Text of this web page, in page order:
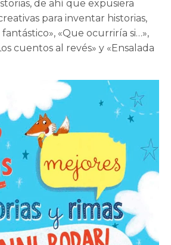
de ahí que expusiera
para inventar historias,
«Que ocurriría si…»,
cuentos al revés» y «Ensalada